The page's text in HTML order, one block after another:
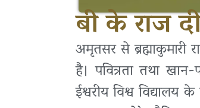
बी के राज
अमृतसर से
है। पवित्रता तथा
ईश्वरीय विश्व विद्यालय